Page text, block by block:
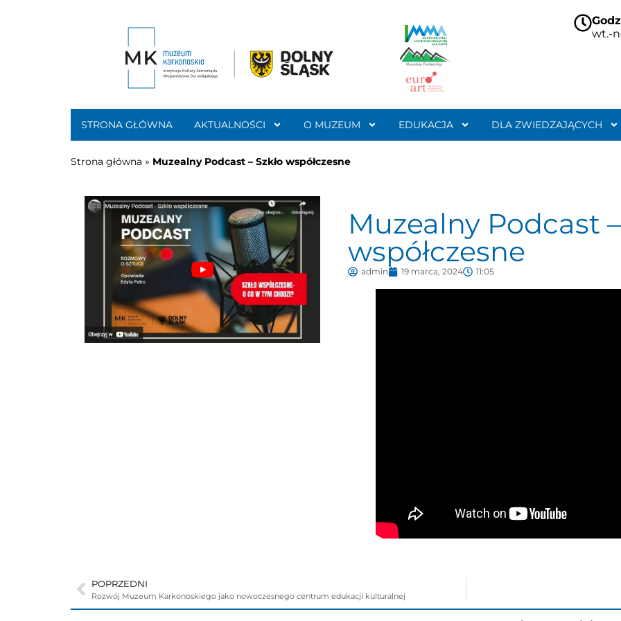
wt.-
STRONA GŁÓWNA AKTUALNOŚCI O MUZEUM EDUKACJA DLA ZWIEDZAJĄCYCH
Strona główna » Muzealny Podcast – Szkło współczesne
Muzealny Podcast –
współczesne
admin 19 marca, 2024 11:05
POPRZEDNI
Rozwój Muzeum Karkonoskiego jako nowoczesnego centrum edukacji kulturalnej